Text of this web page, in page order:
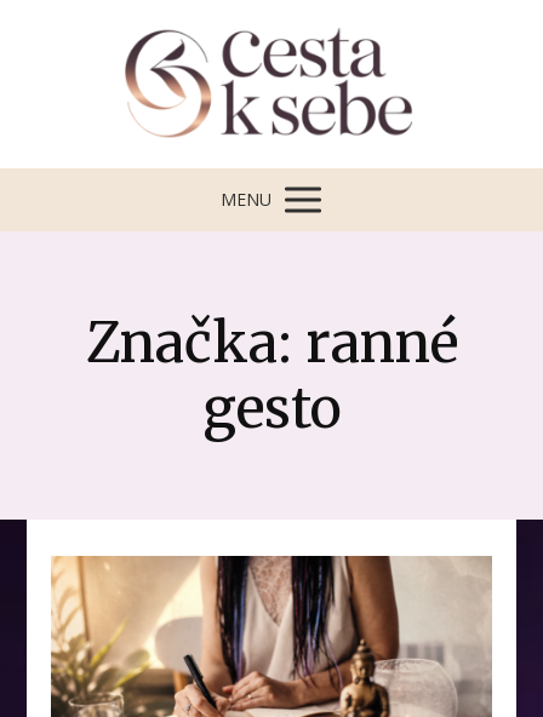
MENU
Značka: ranné
gesto